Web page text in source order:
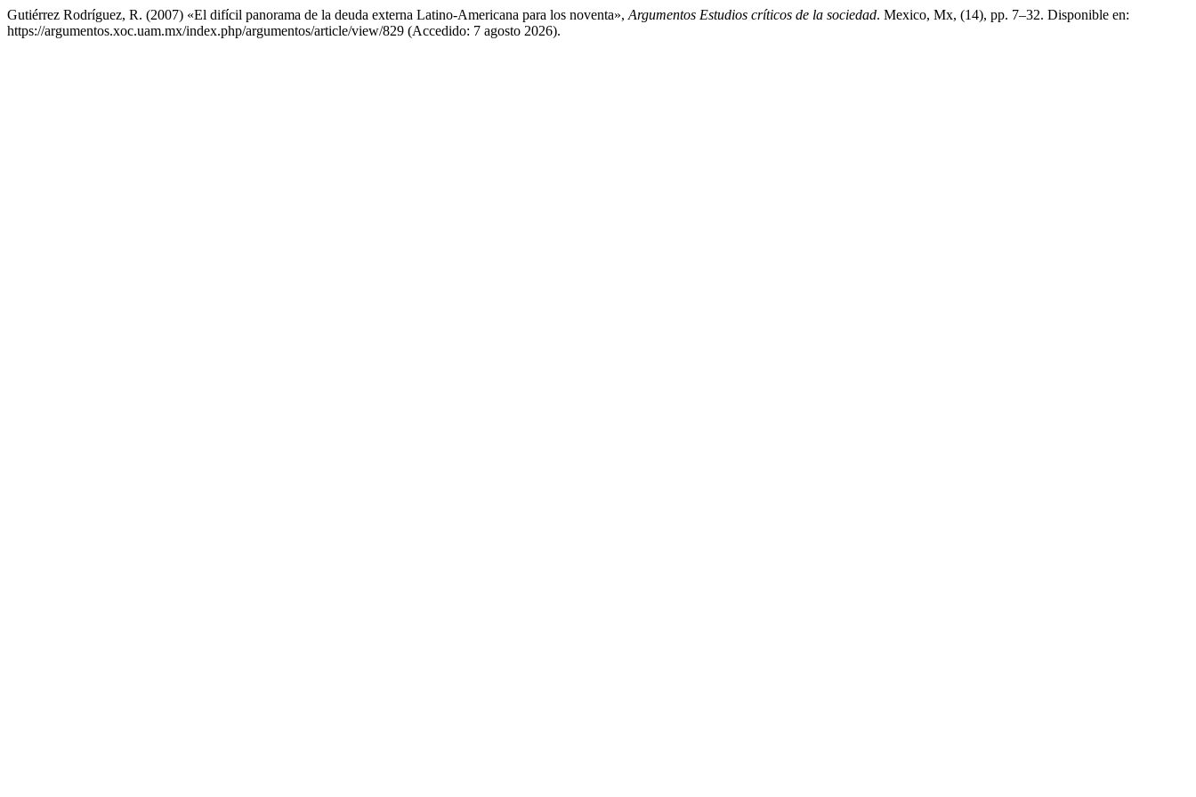
Gutiérrez Rodríguez, R. (2007) «El difícil panorama de la deuda externa Latino-Americana para los noventa», Argumentos Estudios críticos de la sociedad. Mexico, Mx, (14), pp. 7–32. Disponible en:
https://argumentos.xoc.uam.mx/index.php/argumentos/article/view/829 (Accedido: 7 agosto 2026).